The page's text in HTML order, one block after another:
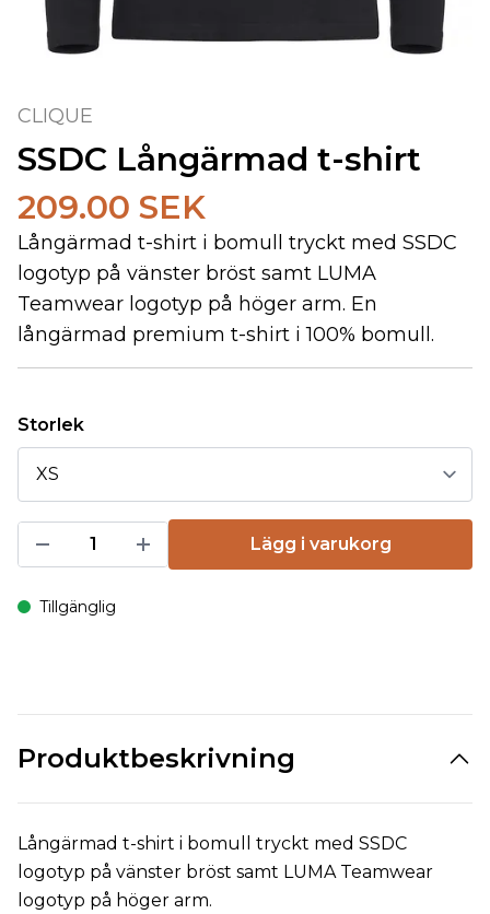
CLIQUE
SSDC Långärmad t-shirt
209.00 SEK
Långärmad t-shirt i bomull tryckt med SSDC
logotyp på vänster bröst samt LUMA
Teamwear logotyp på höger arm. En
långärmad premium t-shirt i 100% bomull.
Storlek
Lägg i varukorg
Tillgänglig
Produktbeskrivning
Långärmad t-shirt i bomull tryckt med SSDC
logotyp på vänster bröst samt LUMA Teamwear
logotyp på höger arm.